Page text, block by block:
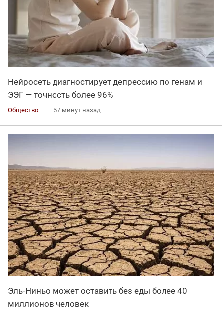
Нейросеть диагностирует депрессию по генам и
ЭЭГ — точность более 96%
Общество 57 минут назад
Эль-Ниньо может оставить без еды более 40
миллионов человек